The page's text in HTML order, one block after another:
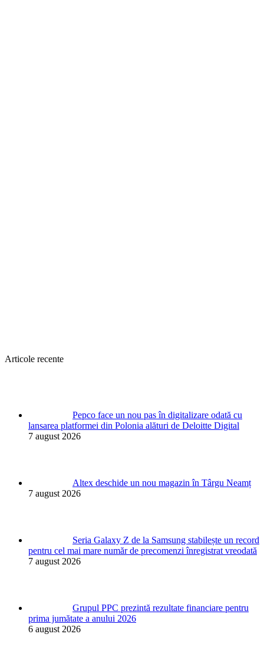
Articole recente
Pepco face un nou pas în digitalizare odată cu
lansarea platformei din Polonia alături de Deloitte Digital
7 august 2026
Altex deschide un nou magazin în Târgu Neamț
7 august 2026
Seria Galaxy Z de la Samsung stabilește un record
pentru cel mai mare număr de precomenzi înregistrat vreodată
7 august 2026
Grupul PPC prezintă rezultate financiare pentru
prima jumătate a anului 2026
6 august 2026